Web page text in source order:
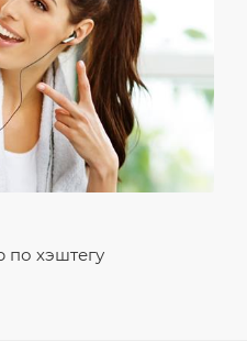
по хэштегу